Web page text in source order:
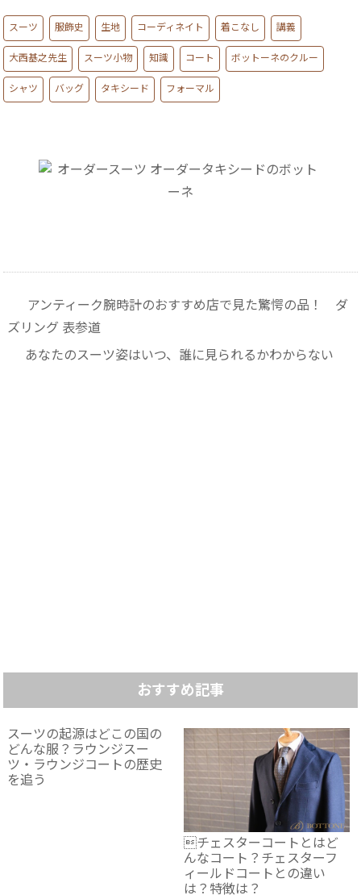
スーツ 服飾史 生地 コーディネイト 着こなし 講義
大西基之先生 スーツ小物 知識 コート ボットーネのクルー
シャツ バッグ タキシード フォーマル
アンティーク腕時計のおすすめ店で見た驚愕の品！ ダ
ズリング 表参道
あなたのスーツ姿はいつ、誰に見られるかわからない
おすすめ記事
スーツの起源はどこの国の
どんな服？ラウンジスー
ツ・ラウンジコートの歴史
を追う
チェスターコートとはど
んなコート？チェスターフ
ィールドコートとの違い
は？特徴は？